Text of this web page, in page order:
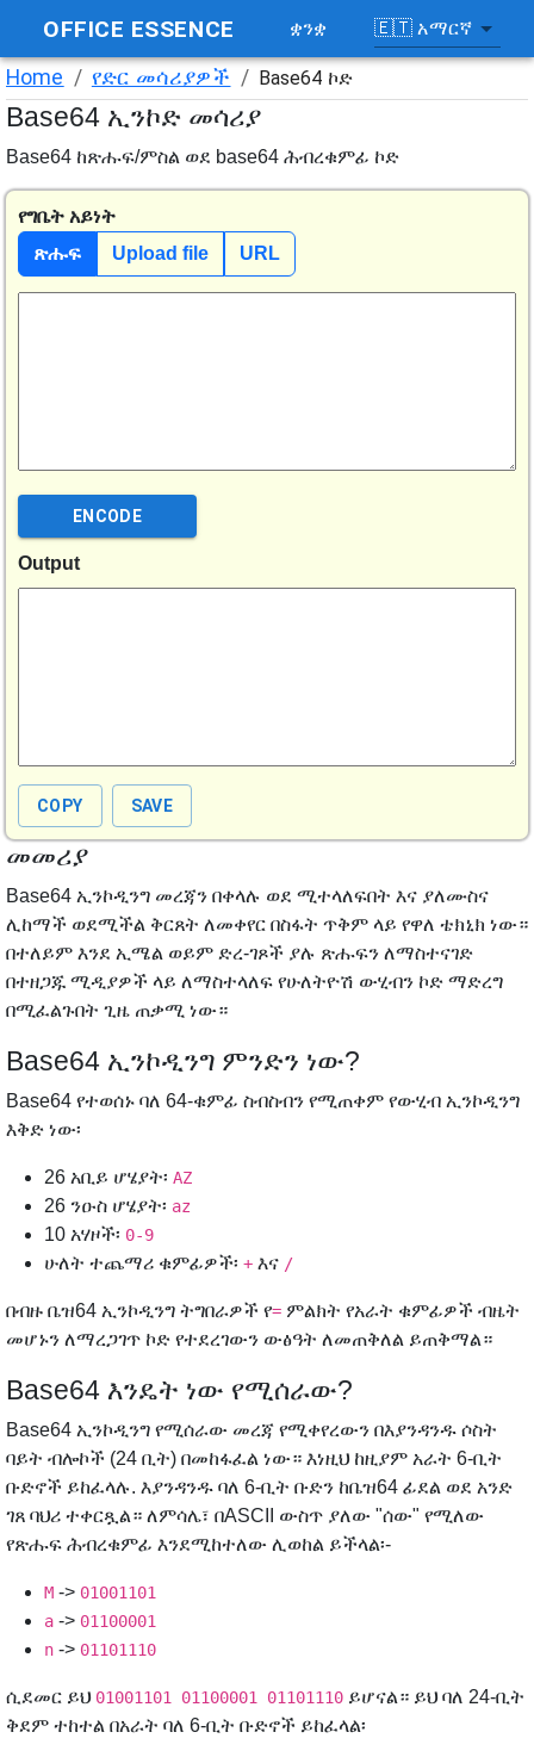
OFFICE ESSENCE ቋንቋ 🇪🇹 አማርኛ
Home / የድር መሳሪያዎች / Base64 ኮድ
Base64 ኢንኮድ መሳሪያ
Base64 ከጽሑፍ/ምስል ወደ base64 ሕብረቁምፊ ኮድ
የግቤት አይነት
ጽሑፍ
Upload file URL
ENCODE
Output
COPY SAVE
መመሪያ
Base64 ኢንኮዲንግ መረጃን በቀላሉ ወደ ሚተላለፍበት እና ያለሙስና
ሊከማች ወደሚችል ቅርጸት ለመቀየር በስፋት ጥቅም ላይ የዋለ ቴክኒክ ነው።
በተለይም እንደ ኢሜል ወይም ድረ-ገጾች ያሉ ጽሑፍን ለማስተናገድ
በተዘጋጁ ሚዲያዎች ላይ ለማስተላለፍ የሁለትዮሽ ውሂብን ኮድ ማድረግ
በሚፈልጉበት ጊዜ ጠቃሚ ነው።
Base64 ኢንኮዲንግ ምንድን ነው?
Base64 የተወሰኑ ባለ 64-ቁምፊ ስብስብን የሚጠቀም የውሂብ ኢንኮዲንግ
እቅድ ነው፡
26 አቢይ ሆሄያት፡ AZ
26 ንዑስ ሆሄያት፡ az
10 አሃዞች፡ 0-9
ሁለት ተጨማሪ ቁምፊዎች፡ + እና /
በብዙ ቤዝ64 ኢንኮዲንግ ትግበራዎች የ= ምልክት የአራት ቁምፊዎች ብዜት
መሆኑን ለማረጋገጥ ኮድ የተደረገውን ውፅዓት ለመጠቅለል ይጠቅማል።
Base64 እንዴት ነው የሚሰራው?
Base64 ኢንኮዲንግ የሚሰራው መረጃ የሚቀየረውን በእያንዳንዱ ሶስት
ባይት ብሎኮች (24 ቢት) በመከፋፈል ነው። እነዚህ ከዚያም አራት 6-ቢት
ቡድኖች ይከፈላሉ. እያንዳንዱ ባለ 6-ቢት ቡድን ከቤዝ64 ፊደል ወደ አንድ
ገጸ ባህሪ ተቀርጿል። ለምሳሌ፣ በASCII ውስጥ ያለው "ሰው" የሚለው
የጽሑፍ ሕብረቁምፊ እንደሚከተለው ሊወከል ይችላል፡-
M -> 01001101
a -> 01100001
n -> 01101110
ሲደመር ይህ 01001101 01100001 01101110 ይሆናል። ይህ ባለ 24-ቢት
ቅደም ተከተል በአራት ባለ 6-ቢት ቡድኖች ይከፈላል፡